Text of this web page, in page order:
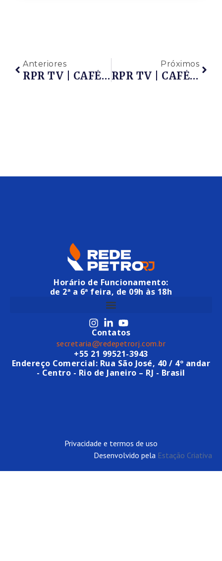
Anteriores
RPR TV | CAFÉ COM A REDE E PROF. LUIZ BESSA | A IMPORTÂNCIA DA GESTÃO DE PROJ. POR SOFTWARES NO SETOR DE P&G – 25/09/2020
Próximos
RPR TV | CAFÉ COM A REDE E Os Convidados ZAIMA MILAZZO, Presidente Do Brain, LADMIR CARVALHO, Presidente Da Alterdata E Prof. MARCOS OLIVEIRA, Presidente Do Grupo G10, Sobre A Importância Da Inovação Aberta Para Impulsionar A Sua Empresa – 02/10/2020
Horário de Funcionamento:
de 2ª a 6ª feira, de 09h às 18h
Contatos
secretaria@redepetrorj.com.br
+55 21 99521-3943
Endereço Comercial: Rua São José, 40 / 4º andar
- Centro - Rio de Janeiro – RJ - Brasil
Privacidade e termos de uso
Desenvolvido pela Estação Criativa